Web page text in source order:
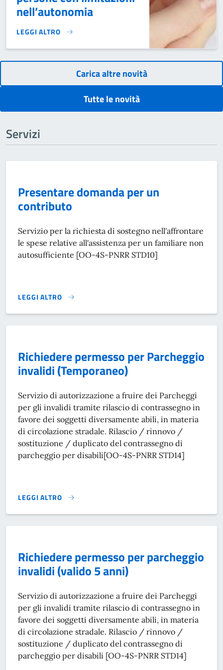
nell’autonomia
LEGGI ALTRO
ONLINE L'AVVISO “SINE LIMES 2” PER LA CONCESSIONE
Carica altre novità
Tutte le novità
Servizi
Presentare domanda per un
contributo
Servizio per la richiesta di sostegno nell'affrontare
le spese relative all'assistenza per un familiare non
autosufficiente [OO-4S-PNRR STD10]
LEGGI ALTRO
PRESENTARE DOMANDA PER UN CONTRIBUTO}
Richiedere permesso per Parcheggio
invalidi (Temporaneo)
Servizio di autorizzazione a fruire dei Parcheggi
per gli invalidi tramite rilascio di contrassegno in
favore dei soggetti diversamente abili, in materia
di circolazione stradale. Rilascio / rinnovo /
sostituzione / duplicato del contrassegno di
parcheggio per disabili[OO-4S-PNRR STD14]
LEGGI ALTRO
RICHIEDERE PERMESSO PER PARCHEGGIO INVALIDI
Richiedere permesso per parcheggio
invalidi (valido 5 anni)
Servizio di autorizzazione a fruire dei Parcheggi
per gli invalidi tramite rilascio di contrassegno in
favore dei soggetti diversamente abili, in materia
di circolazione stradale. Rilascio / rinnovo /
sostituzione / duplicato del contrassegno di
parcheggio per disabili [OO-4S-PNRR STD14]